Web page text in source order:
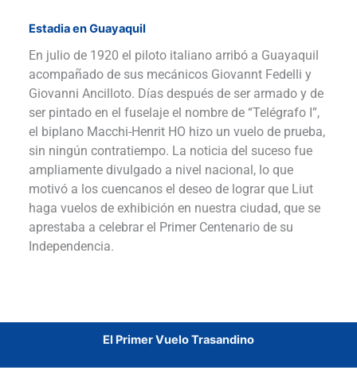
Estadia en Guayaquil
En julio de 1920 el piloto italiano arribó a Guayaquil
acompañado de sus mecánicos Giovannt Fedelli y
Giovanni Ancilloto. Días después de ser armado y de
ser pintado en el fuselaje el nombre de “Telégrafo I”,
el biplano Macchi-Henrit HO hizo un vuelo de prueba,
sin ningún contratiempo. La noticia del suceso fue
ampliamente divulgado a nivel nacional, lo que
motivó a los cuencanos el deseo de lograr que Liut
haga vuelos de exhibición en nuestra ciudad, que se
aprestaba a celebrar el Primer Centenario de su
Independencia.
El Primer Vuelo Trasandino